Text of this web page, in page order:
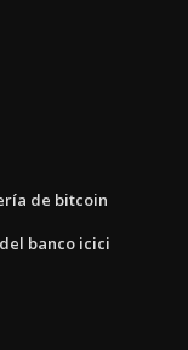
de bitcoin
banco icici